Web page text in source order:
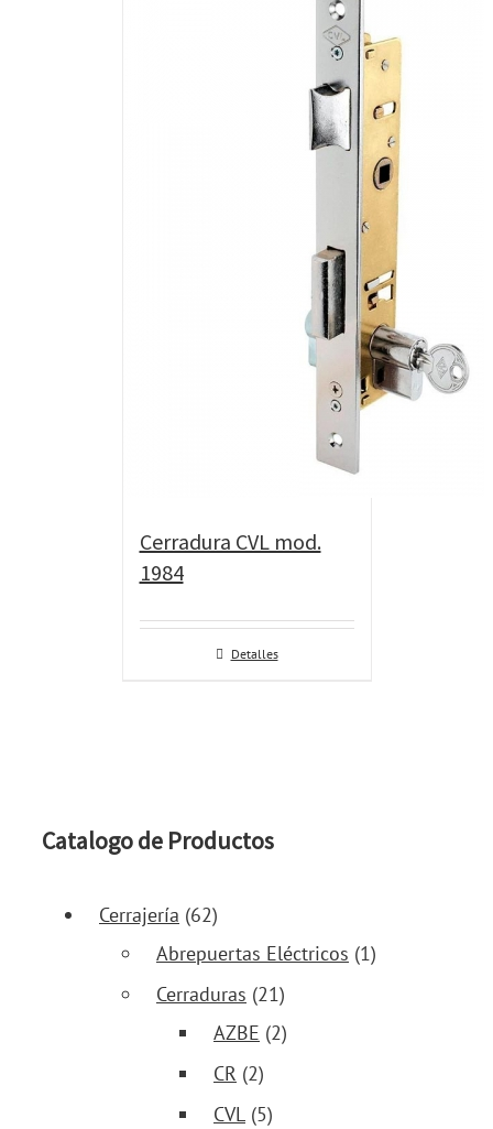
Cerradura CVL mod.
1984
Detalles
Catalogo de Productos
Cerrajería (62)
Abrepuertas Eléctricos (1)
Cerraduras (21)
AZBE (2)
CR (2)
CVL (5)